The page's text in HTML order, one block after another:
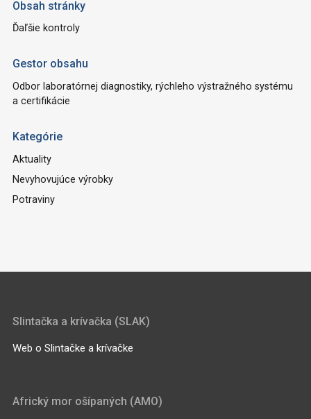
Obsah stránky
Ďaľšie kontroly
Gestor obsahu
Odbor laboratórnej diagnostiky, rýchleho výstražného systému
a certifikácie
Kategórie
Aktuality
Nevyhovujúce výrobky
Potraviny
Slintačka a krívačka (SLAK)
Web o Slintačke a krívačke
Africký mor ošípaných (AMO)